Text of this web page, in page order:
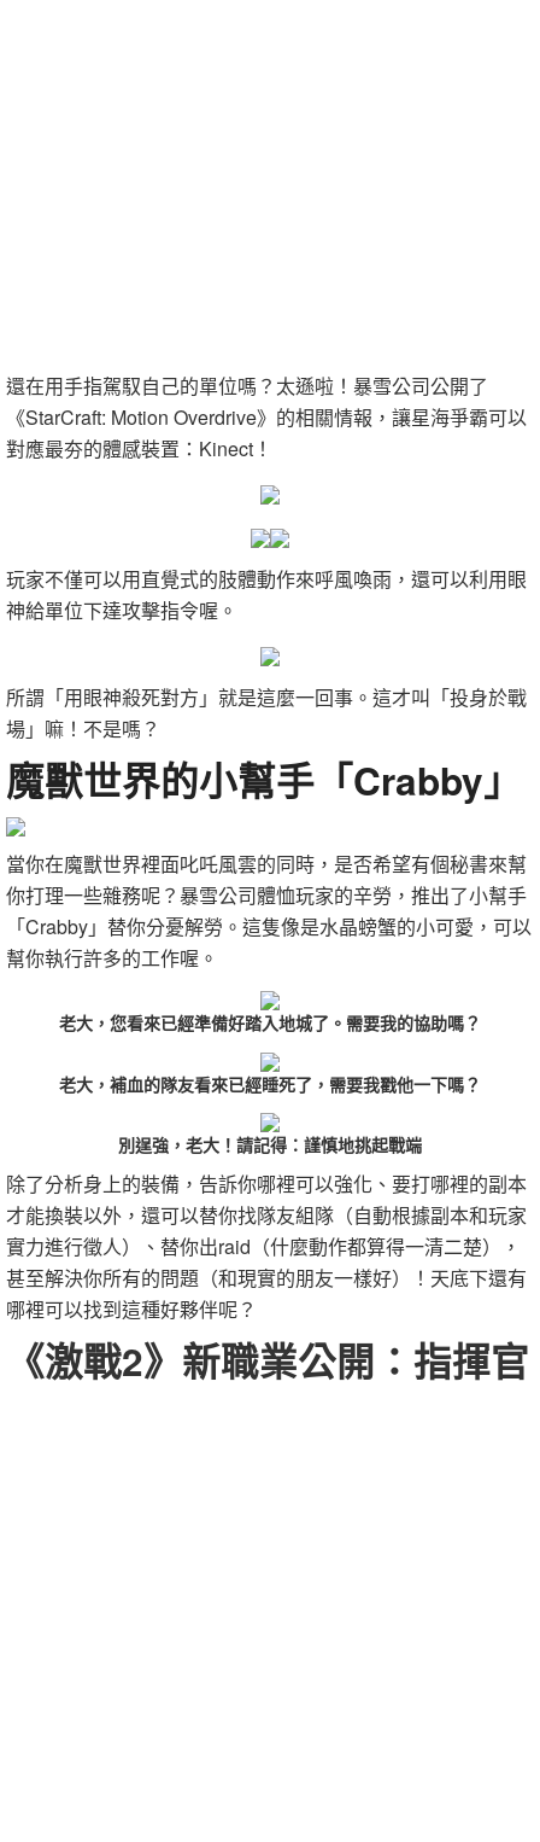
還在用手指駕馭自己的單位嗎？太遜啦！暴雪公司公開了
《StarCraft: Motion Overdrive》的相關情報，讓星海爭霸可以
對應最夯的體感裝置：Kinect！
玩家不僅可以用直覺式的肢體動作來呼風喚雨，還可以利用眼
神給單位下達攻擊指令喔。
所謂「用眼神殺死對方」就是這麼一回事。這才叫「投身於戰
場」嘛！不是嗎？
魔獸世界的小幫手「Crabby」
當你在魔獸世界裡面叱吒風雲的同時，是否希望有個秘書來幫
你打理一些雜務呢？暴雪公司體恤玩家的辛勞，推出了小幫手
「Crabby」替你分憂解勞。這隻像是水晶螃蟹的小可愛，可以
幫你執行許多的工作喔。
老大，您看來已經準備好踏入地城了。需要我的協助嗎？
老大，補血的隊友看來已經睡死了，需要我戳他一下嗎？
別逞強，老大！請記得：謹慎地挑起戰端
除了分析身上的裝備，告訴你哪裡可以強化、要打哪裡的副本
才能換裝以外，還可以替你找隊友組隊（自動根據副本和玩家
實力進行徵人）、替你出raid（什麼動作都算得一清二楚），
甚至解決你所有的問題（和現實的朋友一樣好）！天底下還有
哪裡可以找到這種好夥伴呢？
《激戰2》新職業公開：指揮官